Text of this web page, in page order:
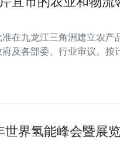
在九龙江三角洲建立农
及各部委、行业审议。按
世界氢能峰会暨展